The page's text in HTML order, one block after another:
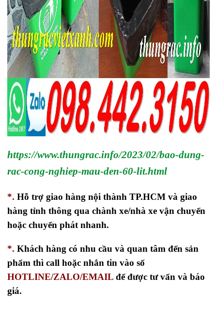
https://www.thungrac.info/2023/02/bao-dung-
rac-cong-nghiep-mau-den-60-lit.html
*. Hỗ trợ giao hàng nội thành TP.HCM và giao
hàng tỉnh thông qua chành xe/nhà xe vận chuyển
hoặc chuyển phát nhanh.
*. Khách hàng có nhu cầu và quan tâm đến sản
phẩm thì call hoặc nhắn tin vào số
HOTLINE/ZALO/EMAIL để được tư vấn và báo
giá.